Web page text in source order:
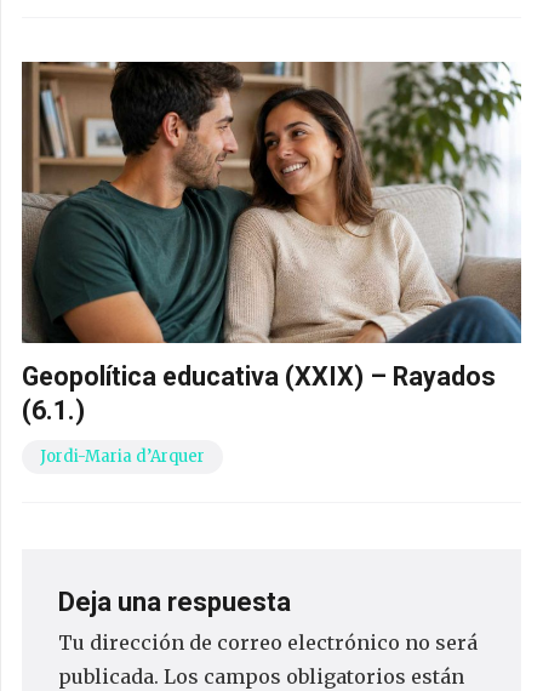
Geopolítica educativa (XXIX) – Rayados
(6.1.)
Jordi-Maria d’Arquer
Deja una respuesta
Tu dirección de correo electrónico no será
publicada. Los campos obligatorios están